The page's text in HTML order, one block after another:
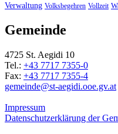
Verwaltung Volksbegehren Vollzeit
Gemeinde
4725 St. Aegidi 10
Tel.: +43 7717 7355-0
Fax: +43 7717 7355-4
gemeinde@st-aegidi.ooe.gv.at
Impressum
Datenschutzerklärung der